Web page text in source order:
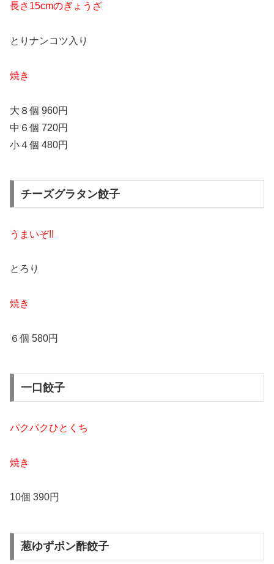
長さ15cmのぎょうざ
とりナンコツ入り
焼き
大８個 960円
中６個 720円
小４個 480円
チーズグラタン餃子
うまいぞ!!
とろり
焼き
６個 580円
一口餃子
パクパクひとくち
焼き
10個 390円
葱ゆずポン酢餃子